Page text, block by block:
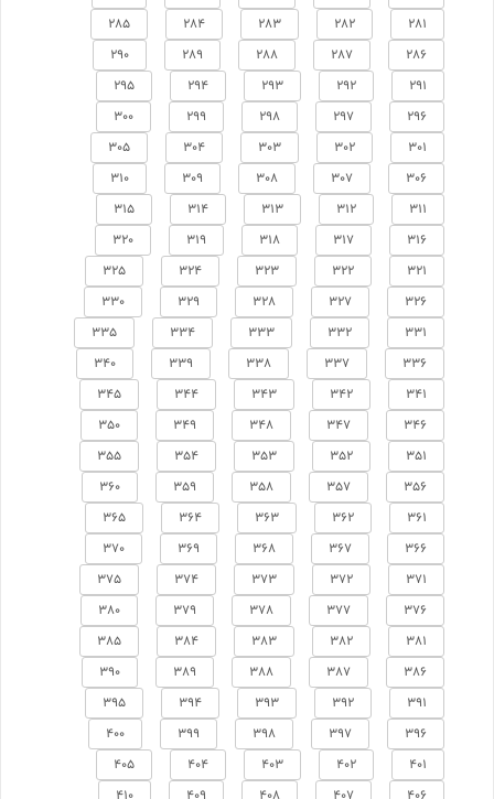
281
282
283
284
285
286
287
288
289
290
291
292
293
294
295
296
297
298
299
300
301
302
303
304
305
306
307
308
309
310
311
312
313
314
315
316
317
318
319
320
321
322
323
324
325
326
327
328
329
330
331
332
333
334
335
336
337
338
339
340
341
342
343
344
345
346
347
348
349
350
351
352
353
354
355
356
357
358
359
360
361
362
363
364
365
366
367
368
369
370
371
372
373
374
375
376
377
378
379
380
381
382
383
384
385
386
387
388
389
390
391
392
393
394
395
396
397
398
399
400
401
402
403
404
405